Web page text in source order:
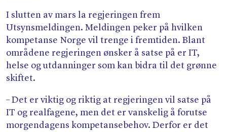
I slutten av mars la regjeringen frem
Utsynsmeldingen. Meldingen peker på hvilken
kompetanse Norge vil trenge i fremtiden. Blant
områdene regjeringen ønsker å satse på er IT,
helse og utdanninger som kan bidra til det grønne
skiftet.
– Det er viktig og riktig at regjeringen vil satse på
IT og realfagene, men det er vanskelig å forutse
morgendagens kompetansebehov. Derfor er det